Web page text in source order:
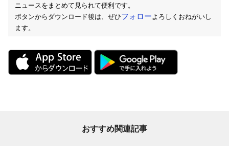
ニュースをまとめて見られて便利です。
ボタンからダウンロード後は、ぜひフォローよろしくおねがいし
ます。
おすすめ関連記事